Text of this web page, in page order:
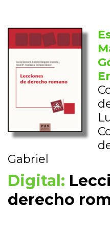
Gabriel
Digital:
derecho